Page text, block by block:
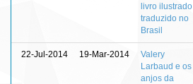
livro ilustrado
traduzido no
Brasil
22-Jul-2014 19-Mar-2014
Valery
Larbaud e os
anjos da